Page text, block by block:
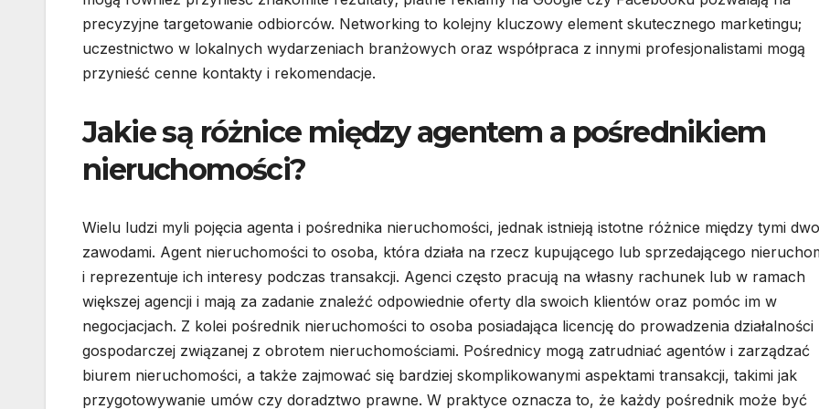
precyzyjne targetowanie odbiorców. Networking to kolejny kluczowy element skutecznego marketingu;
uczestnictwo w lokalnych wydarzeniach branżowych oraz współpraca z innymi profesjonalistami mogą
przynieść cenne kontakty i rekomendacje.
Jakie są różnice między agentem a pośrednikiem
nieruchomości?
Wielu ludzi myli pojęcia agenta i pośrednika nieruchomości, jednak istnieją istotne różnice między tymi
zawodami. Agent nieruchomości to osoba, która działa na rzecz kupującego lub sprzedającego
i reprezentuje ich interesy podczas transakcji. Agenci często pracują na własny rachunek lub w ramach
większej agencji i mają za zadanie znaleźć odpowiednie oferty dla swoich klientów oraz pomóc im w
negocjacjach. Z kolei pośrednik nieruchomości to osoba posiadająca licencję do prowadzenia działalności
gospodarczej związanej z obrotem nieruchomościami. Pośrednicy mogą zatrudniać agentów i zarządzać
biurem nieruchomości, a także zajmować się bardziej skomplikowanymi aspektami transakcji, takimi jak
przygotowywanie umów czy doradztwo prawne. W praktyce oznacza to, że każdy pośrednik może być